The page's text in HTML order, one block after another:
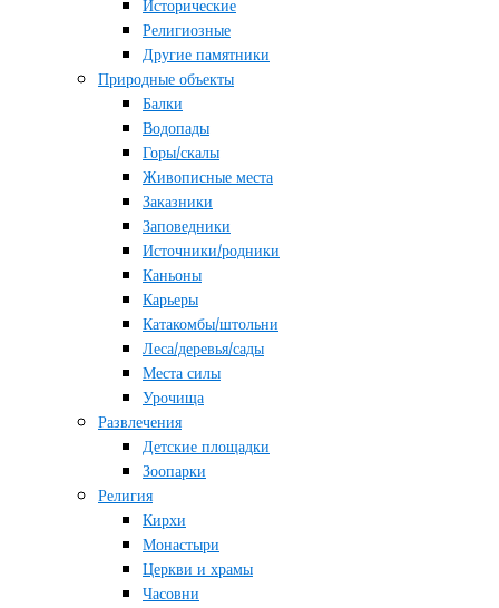
Исторические
Религиозные
Другие памятники
Природные объекты
Балки
Водопады
Горы/скалы
Живописные места
Заказники
Заповедники
Источники/родники
Каньоны
Карьеры
Катакомбы/штольни
Леса/деревья/сады
Места силы
Урочища
Развлечения
Детские площадки
Зоопарки
Религия
Кирхи
Монастыри
Церкви и храмы
Часовни